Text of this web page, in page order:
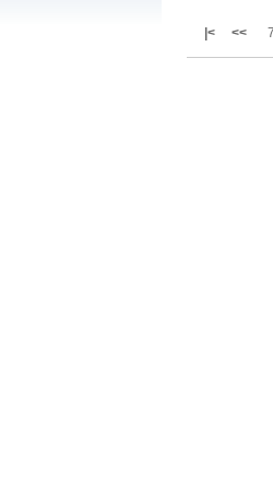
|< << 7